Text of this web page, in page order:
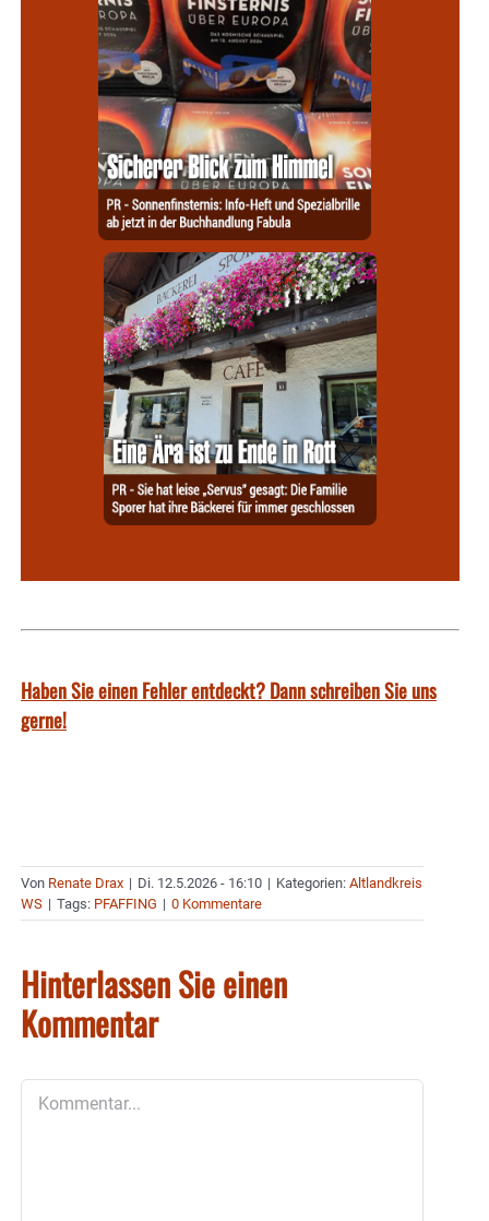
Haben Sie einen Fehler entdeckt? Dann schreiben Sie uns
gerne!
Von Renate Drax | Di. 12.5.2026 - 16:10 | Kategorien: Altlandkreis
WS | Tags: PFAFFING | 0 Kommentare
Hinterlassen Sie einen
Kommentar